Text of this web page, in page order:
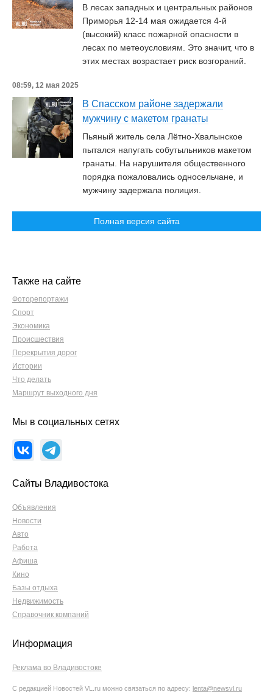
В лесах западных и центральных районов
Приморья 12-14 мая ожидается 4-й
(высокий) класс пожарной опасности в
лесах по метеоусловиям. Это значит, что в
этих местах возрастает риск возгораний.
08:59, 12 мая 2025
В Спасском районе задержали
мужчину с макетом гранаты
Пьяный житель села Лётно-Хвалынское
пытался напугать собутыльников макетом
гранаты. На нарушителя общественного
порядка пожаловались односельчане, и
мужчину задержала полиция.
Полная версия сайта
Также на сайте
Фоторепортажи
Спорт
Экономика
Происшествия
Перекрытия дорог
Истории
Что делать
Маршрут выходного дня
Мы в социальных сетях
Сайты Владивостока
Объявления
Новости
Авто
Работа
Афиша
Кино
Базы отдыха
Недвижимость
Справочник компаний
Информация
Реклама во Владивостоке
С редакцией Новостей VL.ru можно связаться по адресу: lenta@newsvl.ru